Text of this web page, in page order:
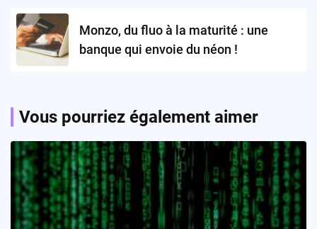
Monzo, du fluo à la maturité : une
banque qui envoie du néon !
Vous pourriez également aimer